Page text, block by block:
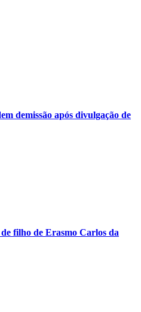
demissão após divulgação de
filho de Erasmo Carlos da